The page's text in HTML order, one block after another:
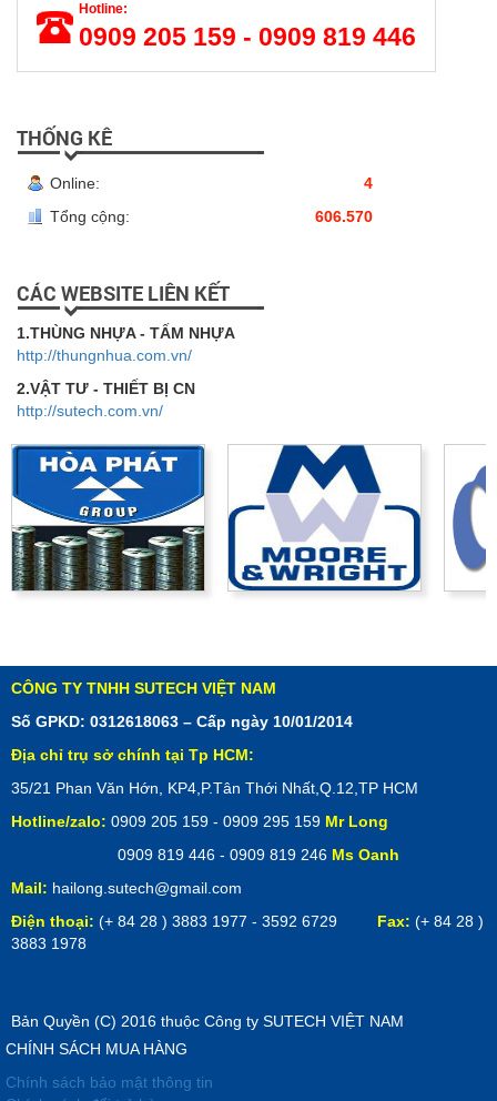
Hotline:
0909 205 159 - 0909 819 446
THỐNG KÊ
Online:
4
Tổng cộng:
606.570
CÁC WEBSITE LIÊN KẾT
1.THÙNG NHỰA - TẤM NHỰA
http://thungnhua.com.vn/
2.VẬT TƯ - THIẾT BỊ CN
http://sutech.com.vn/
CÔNG TY TNHH SUTECH VIỆT NAM
Số GPKD: 0312618063 – Cấp ngày 10/01/2014
Địa chỉ trụ sở chính tại Tp HCM:
35/21 Phan Văn Hớn, KP4,P.Tân Thới Nhất,Q.12,TP HCM
Hotline/zalo: 0909 205 159 - 0909 295 159 Mr Long
0909 819 446 - 0909 819 246 Ms Oanh
Mail: hailong.sutech@gmail.com
Điện thoại: (+ 84 28 ) 3883 1977 - 3592 6729 Fax: (+ 84 28 )
3883 1978
Bản Quyền (C) 2016 thuộc Công ty SUTECH VIỆT NAM
CHÍNH SÁCH MUA HÀNG
Chính sách bảo mật thông tin